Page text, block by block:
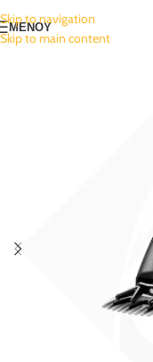
Skip to navigation
Skip to main content
ΜΕΝΟΥ